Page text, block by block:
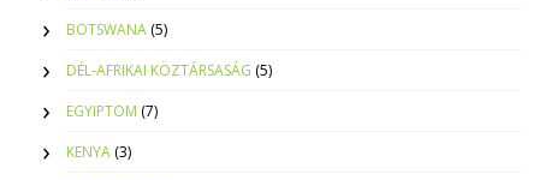
BOTSWANA (5)
DÉL-AFRIKAI KÖZTÁRSASÁG (5)
EGYIPTOM (7)
KENYA (3)